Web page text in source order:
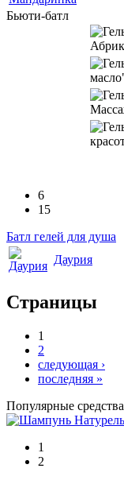
Бьюти-батл
6
15
Батл гелей для душа
Даурия
Страницы
1
2
следующая ›
последняя »
Популярные средства
1
2